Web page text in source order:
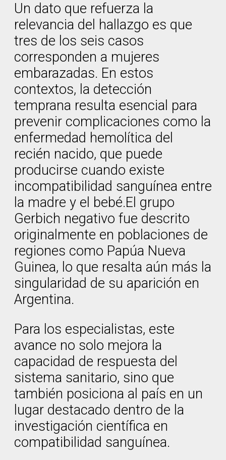
Un dato que refuerza la
relevancia del hallazgo es que
tres de los seis casos
corresponden a mujeres
embarazadas. En estos
contextos, la detección
temprana resulta esencial para
prevenir complicaciones como la
enfermedad hemolítica del
recién nacido, que puede
producirse cuando existe
incompatibilidad sanguínea entre
la madre y el bebé.El grupo
Gerbich negativo fue descrito
originalmente en poblaciones de
regiones como Papúa Nueva
Guinea, lo que resalta aún más la
singularidad de su aparición en
Argentina.
Para los especialistas, este
avance no solo mejora la
capacidad de respuesta del
sistema sanitario, sino que
también posiciona al país en un
lugar destacado dentro de la
investigación científica en
compatibilidad sanguínea.